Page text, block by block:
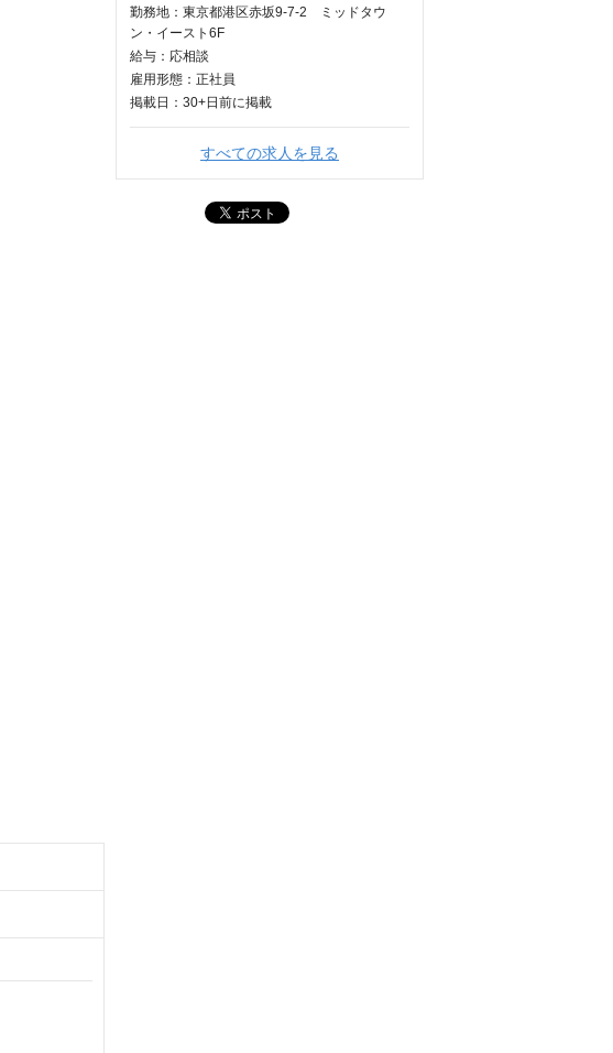
勤務地：東京都港区赤坂9-7-2 ミッドタウ
ン・イースト6F
給与： 応相談
雇用形態：正社員
掲載日： 30+日 前に掲載
すべての求人を見る